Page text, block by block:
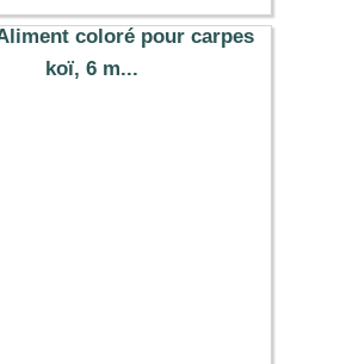
22.49 €
coloré pour carpes
koï, 6 m...